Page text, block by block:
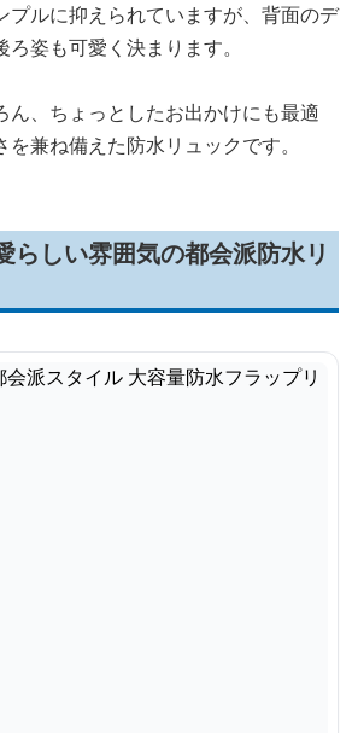
プルに抑えられていますが、背面のデ
姿も可愛く決まります。
ん、ちょっとしたお出かけにも最適
兼ね備えた防水リュックです。
らしい雰囲気の都会派防水リ